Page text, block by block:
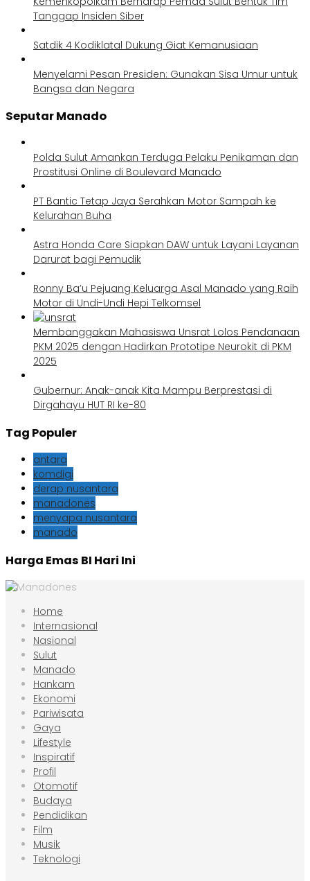
Tanggap Insiden Siber
Satdik 4 Kodiklatal Dukung Giat Kemanusiaan
Menyelami Pesan Presiden: Gunakan Sisa Umur untuk
Bangsa dan Negara
Seputar Manado
Polda Sulut Amankan Terduga Pelaku Penikaman dan
Prostitusi Online di Boulevard Manado
PT Bantic Tetap Jaya Serahkan Motor Sampah ke
Kelurahan Buha
Astra Honda Care Siapkan DAW untuk Layani Layanan
Darurat bagi Pemudik
Ronny Ba’u Pejuang Keluarga Asal Manado yang Raih
Motor di Undi-Undi Hepi Telkomsel
Membanggakan Mahasiswa Unsrat Lolos Pendanaan
PKM 2025 dengan Hadirkan Prototipe Neurokit di PKM
2025
Gubernur: Anak-anak Kita Mampu Berprestasi di
Dirgahayu HUT RI ke-80
Tag Populer
antara
komdigi
derap nusantara
manadones
menyapa nusantara
manado
Harga Emas BI Hari Ini
Home
Internasional
Nasional
Sulut
Manado
Hankam
Ekonomi
Pariwisata
Gaya
Lifestyle
Inspiratif
Profil
Otomotif
Budaya
Pendidikan
Film
Musik
Teknologi